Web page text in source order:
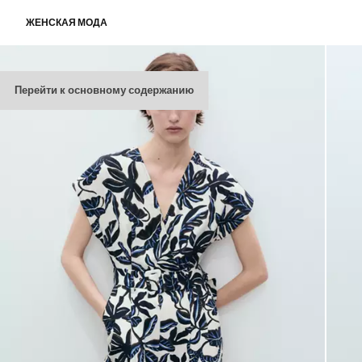
Перейти к основному содержанию
ЖЕНСКАЯ МОДА